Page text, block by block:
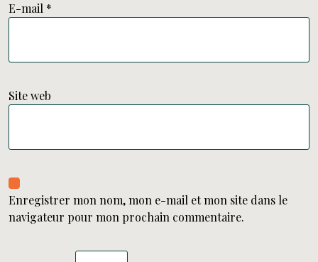
E-mail *
Site web
Enregistrer mon nom, mon e-mail et mon site dans le
navigateur pour mon prochain commentaire.